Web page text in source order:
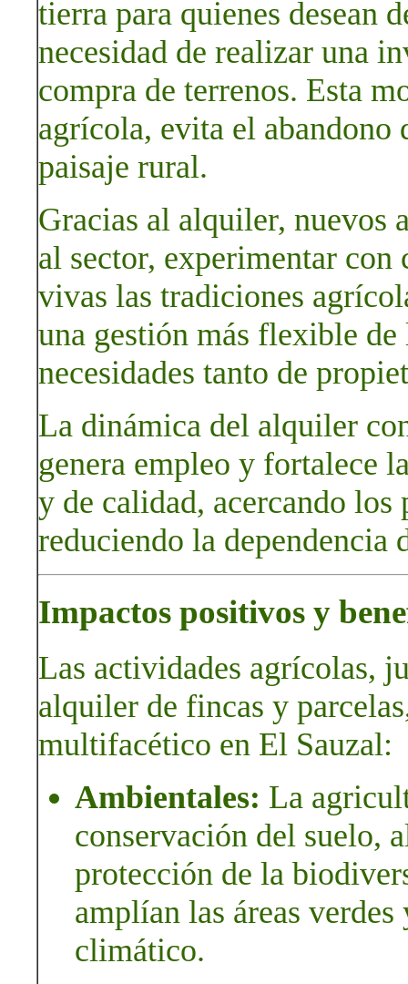
tierra para quienes desean
necesidad de realizar una
compra de terrenos. Esta
agrícola, evita el abandono
paisaje rural.
Gracias al alquiler, nuevos
al sector, experimentar
vivas las tradiciones
una gestión más flexible de
necesidades tanto de
La dinámica del alquiler
genera empleo y fortalece
y de calidad, acercando
reduciendo la dependencia
Impactos positivos y
Las actividades agrícolas,
alquiler de fincas y
multifacético en El Sauzal:
Ambientales: La
conservación del suelo,
protección de la
amplían las áreas
climático.